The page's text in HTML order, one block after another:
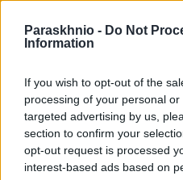
Paraskhnio - Do Not
Information
If you wish to opt-out of the
processing of your personal
targeted advertising by us,
section to confirm your
opt-out request is processed
interest-based ads based on
ΑΝΑΡΤΗΘΗΚΕ ΑΠΟΣΤΈΛΛΑ ΛΊΤΑΙΝΑ 6